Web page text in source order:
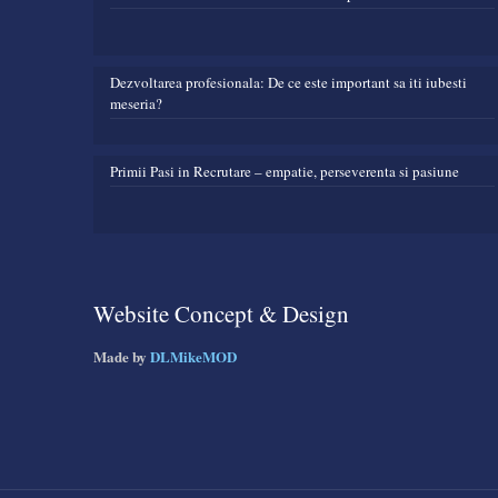
Dezvoltarea profesionala: De ce este important sa iti iubesti
meseria?
Primii Pasi in Recrutare – empatie, perseverenta si pasiune
Website Concept & Design
Made by DLMikeMOD